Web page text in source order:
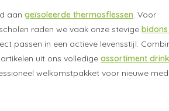
aangeïsoleerde thermosflessen. Voor
raden we vaak onze stevige
passen in een actieve levensstijl.
uit ons volledigeassortiment
welkomstpakket voor nieuwe